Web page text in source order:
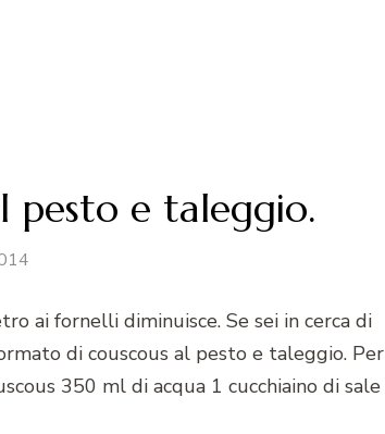
pesto e taleggio.
ai fornelli diminuisce. Se sei in cerca di
di couscous al pesto e taleggio. Per
350 ml di acqua 1 cucchiaino di sale